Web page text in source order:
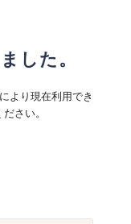
した。
より現在利用でき
さい。